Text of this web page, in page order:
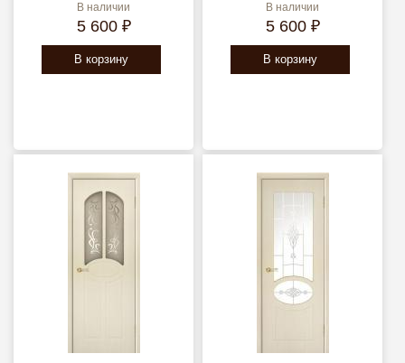
В наличии
5 600 ₽
В корзину
В наличии
5 600 ₽
В корзину